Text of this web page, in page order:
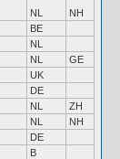
NL
NH
BE
NL
NL
GE
UK
DE
NL
ZH
NL
NH
DE
B